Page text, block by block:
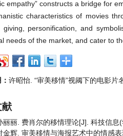
empathy” constructs a bridge for
characteristics of movies
giving, personification, and
needs of the market, and cater to
许昭怡. “审美移情”视阈下的电影
献
丽丽. 费肖尔的移情理论[J]. 科技信息
金辉. 审美移情与海报艺术中的情感